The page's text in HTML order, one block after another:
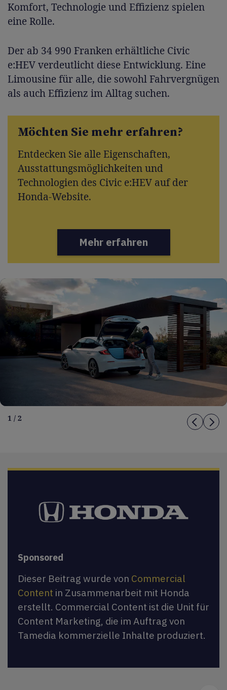
Komfort, Technologie und Effizienz spielen
eine Rolle.
Der ab 34 990 Franken erhältliche Civic
e:HEV verdeutlicht diese Entwicklung. Eine
Limousine für alle, die sowohl Fahrvergnügen
als auch Effizienz im Alltag suchen.
Möchten Sie mehr erfahren?
Entdecken Sie alle Eigenschaften,
Ausstattungsmöglichkeiten und
Technologien des Civic e:HEV auf der
Honda-Website.
Mehr erfahren
1 / 2
Sponsored
Dieser Beitrag wurde von Commercial
Content in Zusammenarbeit mit Honda
erstellt. Commercial Content ist die Unit für
Content Marketing, die im Auftrag von
Tamedia kommerzielle Inhalte produziert.